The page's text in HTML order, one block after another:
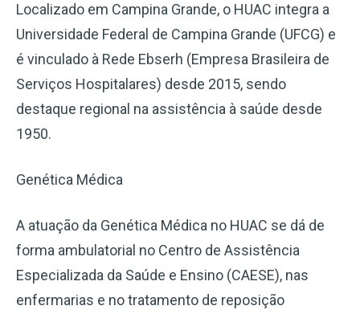
Localizado em Campina Grande, o HUAC integra a
Universidade Federal de Campina Grande (UFCG) e
é vinculado à Rede Ebserh (Empresa Brasileira de
Serviços Hospitalares) desde 2015, sendo
destaque regional na assistência à saúde desde
1950.
Genética Médica
A atuação da Genética Médica no HUAC se dá de
forma ambulatorial no Centro de Assistência
Especializada da Saúde e Ensino (CAESE), nas
enfermarias e no tratamento de reposição